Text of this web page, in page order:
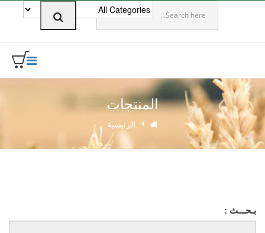
المنتجات
الرئيسية
بـحـــث :